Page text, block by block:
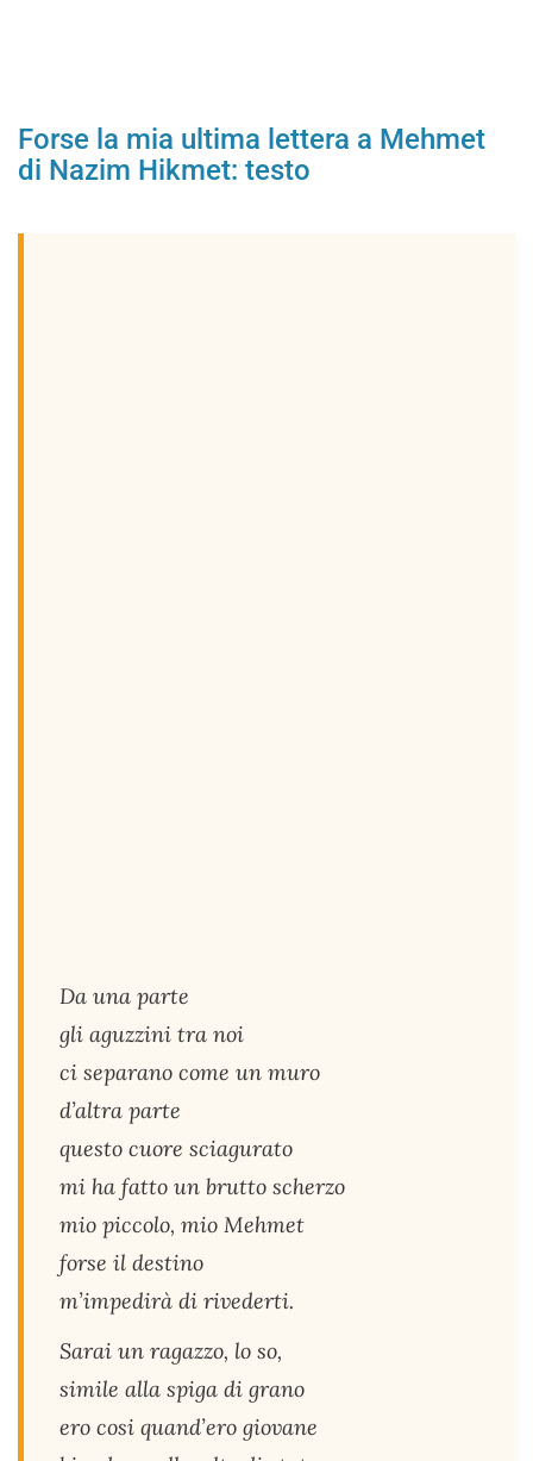
Forse la mia ultima lettera a Mehmet
di Nazim Hikmet: testo
Da una parte
gli aguzzini tra noi
ci separano come un muro
d’altra parte
questo cuore sciagurato
mi ha fatto un brutto scherzo
mio piccolo, mio Mehmet
forse il destino
m’impedirà di rivederti.
Sarai un ragazzo, lo so,
simile alla spiga di grano
ero cosi quand’ero giovane